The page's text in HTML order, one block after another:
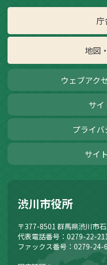
庁
地図
ウェブアク
サ
プライ
サイ
渋川市役所
〒377-8501 群馬県渋川市
代表電話番号：0279-22-
ファックス番号：0279-24-